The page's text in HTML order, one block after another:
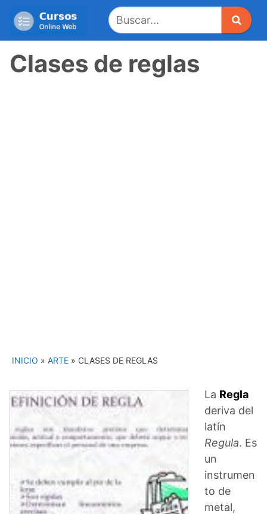
Clases de reglas
INICIO » ARTE » CLASES DE REGLAS
La Regla
deriva del
latín
Regula. Es
un
instrumen
to de
metal,